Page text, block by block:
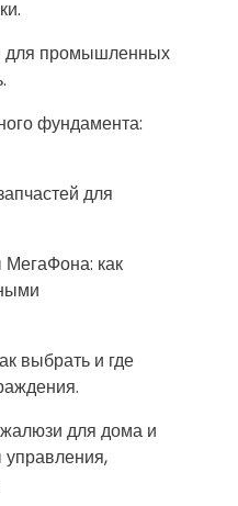
для промышленных
фундамента:
для
как
выбрать и где
для дома и